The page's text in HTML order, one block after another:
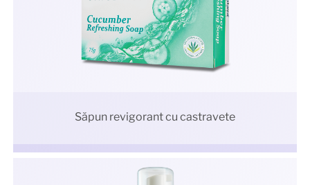
Săpun revigorant cu castravete